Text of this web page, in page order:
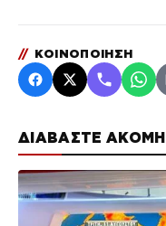
ΔΙΑΒΑΣΤΕ ΑΚΟΜΗ
// ΚΟΙΝΟΠΟΙΗΣΗ